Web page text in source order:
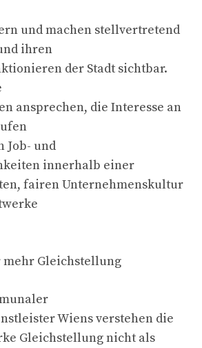
und machen stellvertretend
ihren
der Stadt sichtbar.
ansprechen, die Interesse an
Job- und
innerhalb einer
fairen Unternehmenskultur
Gleichstellung
Wiens verstehen die
Gleichstellung nicht als